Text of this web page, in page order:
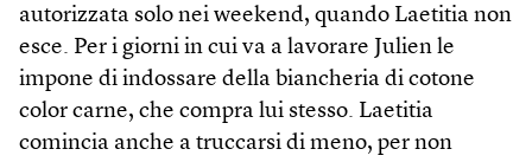
autorizzata solo nei weekend, quando Laetitia non
esce. Per i giorni in cui va a lavorare Julien le
impone di indossare della biancheria di cotone
color carne, che compra lui stesso. Laetitia
comincia anche a truccarsi di meno, per non